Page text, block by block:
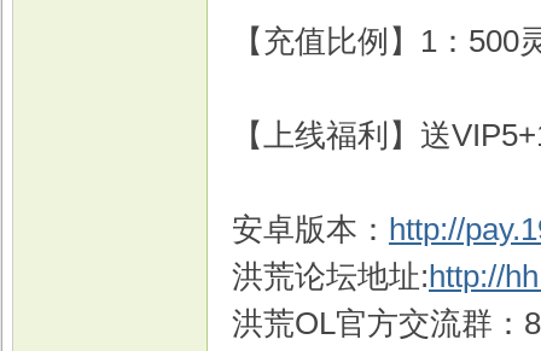
【充值比例】1：500
【上线福利】送
安卓版本： http://
洪荒论坛地址:http://
洪荒OL官方交流群：